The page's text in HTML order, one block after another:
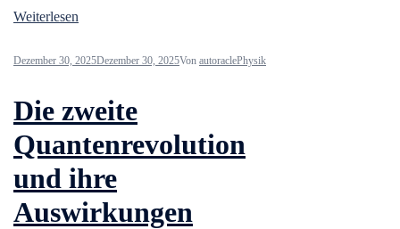
Weiterlesen
Dezember 30, 2025Dezember 30, 2025Von autoraclePhysik
Die zweite
Quantenrevolution
und ihre
Auswirkungen